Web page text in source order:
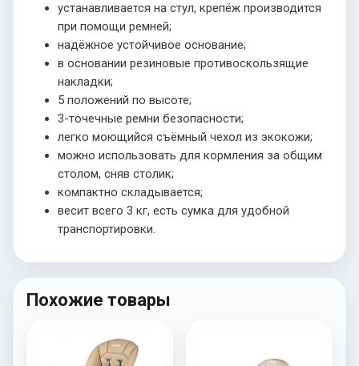
устанавливается на стул, крепёж производится
при помощи ремней;
надёжное устойчивое основание;
в основании резиновые противоскользящие
накладки;
5 положений по высоте;
3-точечные ремни безопасности;
легко моющийся съёмный чехол из экокожи;
можно использовать для кормления за общим
столом, сняв столик;
компактно складывается;
весит всего 3 кг, есть сумка для удобной
транспортировки.
Похожие товары